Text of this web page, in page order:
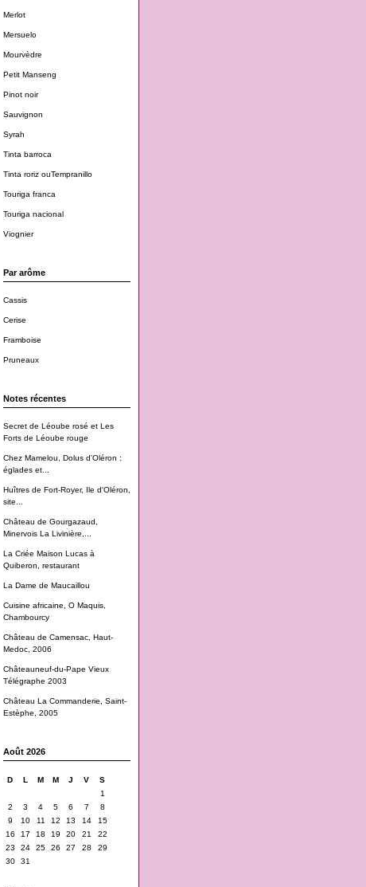
Merlot
Mersuelo
Mourvèdre
Petit Manseng
Pinot noir
Sauvignon
Syrah
Tinta barroca
Tinta roriz ouTempranillo
Touriga franca
Touriga nacional
Viognier
Par arôme
Cassis
Cerise
Framboise
Pruneaux
Notes récentes
Secret de Léoube rosé et Les
Forts de Léoube rouge
Chez Mamelou, Dolus d'Oléron :
églades et...
Huîtres de Fort-Royer, Ile d'Oléron,
site...
Château de Gourgazaud,
Minervois La Livinière,...
La Criée Maison Lucas à
Quiberon, restaurant
La Dame de Maucaillou
Cuisine africaine, O Maquis,
Chambourcy
Château de Camensac, Haut-
Medoc, 2006
Châteauneuf-du-Pape Vieux
Télégraphe 2003
Château La Commanderie, Saint-
Estèphe, 2005
Août 2026
D L M M J V
S
1
2
3 4 5 6 7
8
9
10 11 12 13 14
15
16
17 18 19 20 21
22
23
24 25 26 27 28
29
30
31